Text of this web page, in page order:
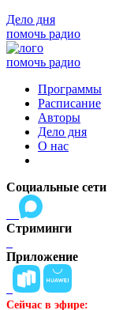
Дело дня
помочь радио
помочь радио
Программы
Расписание
Авторы
Дело дня
О нас
Социальные сети
Стриминги
Приложение
Сейчас в эфире: